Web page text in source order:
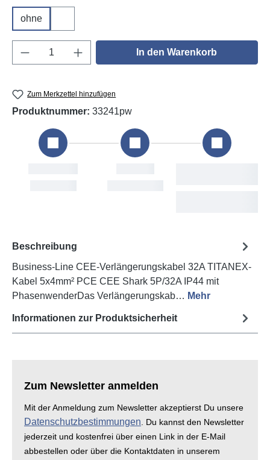
ohne
Produkt Anzahl: Gib den gewünschten
In den Warenkorb
Zum Merkzettel hinzufügen
Produktnummer: 33241pw
Beschreibung
Business-Line CEE-Verlängerungskabel 32A TITANEX-
Kabel 5x4mm² PCE CEE Shark 5P/32A IP44 mit
PhasenwenderDas Verlängerungskab… Mehr
Informationen zur Produktsicherheit
Zum Newsletter anmelden
Mit der Anmeldung zum Newsletter akzeptierst Du unsere
Datenschutzbestimmungen . Du kannst den Newsletter
jederzeit und kostenfrei über einen Link in der E-Mail
abbestellen oder über die Kontaktdaten in unserem